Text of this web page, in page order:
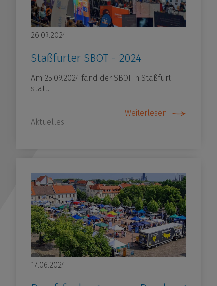
melden!
26.09.2024
Staßfurter SBOT - 2024
Am 25.09.2024 fand der SBOT in Staßfurt
statt.
Weiterlesen
Aktuelles
17.06.2024